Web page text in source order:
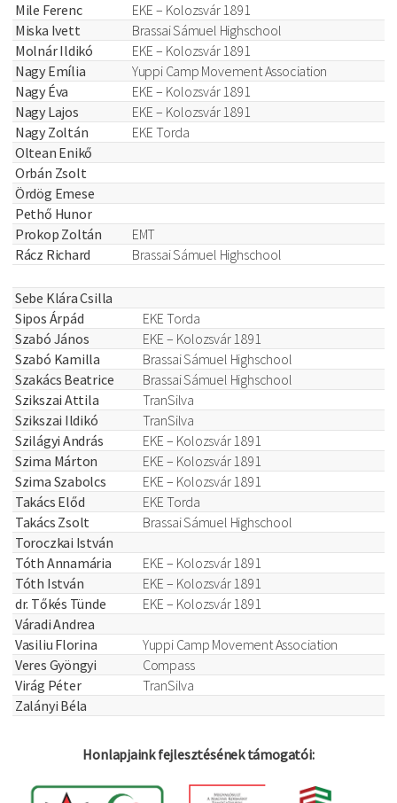
Mile Ferenc
EKE – Kolozsvár 1891
Miska Ivett
Brassai Sámuel Highschool
Molnár Ildikó
EKE – Kolozsvár 1891
Nagy Emília
Yuppi Camp Movement Association
Nagy Éva
EKE – Kolozsvár 1891
Nagy Lajos
EKE – Kolozsvár 1891
Nagy Zoltán
EKE Torda
Oltean Enikő
Orbán Zsolt
Ördög Emese
Pethő Hunor
Prokop Zoltán
EMT
Rácz Richard
Brassai Sámuel Highschool
Sebe Klára Csilla
Sipos Árpád
EKE Torda
Szabó János
EKE – Kolozsvár 1891
Szabó Kamilla
Brassai Sámuel Highschool
Szakács Beatrice
Brassai Sámuel Highschool
Szikszai Attila
TranSilva
Szikszai Ildikó
TranSilva
Szilágyi András
EKE – Kolozsvár 1891
Szima Márton
EKE – Kolozsvár 1891
Szima Szabolcs
EKE – Kolozsvár 1891
Takács Előd
EKE Torda
Takács Zsolt
Brassai Sámuel Highschool
Toroczkai István
Tóth Annamária
EKE – Kolozsvár 1891
Tóth István
EKE – Kolozsvár 1891
dr. Tőkés Tünde
EKE – Kolozsvár 1891
Váradi Andrea
Vasiliu Florina
Yuppi Camp Movement Association
Veres Gyöngyi
Compass
Virág Péter
TranSilva
Zalányi Béla
Honlapjaink fejlesztésének támogatói: